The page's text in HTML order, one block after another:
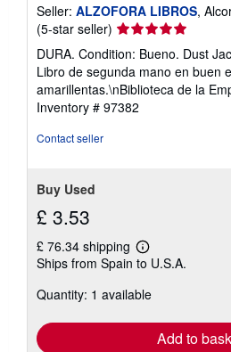
Seller: ALZOFORA LIBROS,
(5-star seller) Seller
rating
5
out
of
5
DURA. Condition: Bueno. Dust
Libro de segunda mano en buen
amarillentas.\nBiblioteca de la
Inventory # 97382
Contact seller
Buy Used
£ 3.53
£ 76.34 shipping
Learn
more
shipping
Ships from Spain to U.S.A.
Quantity: 1 available
Add to